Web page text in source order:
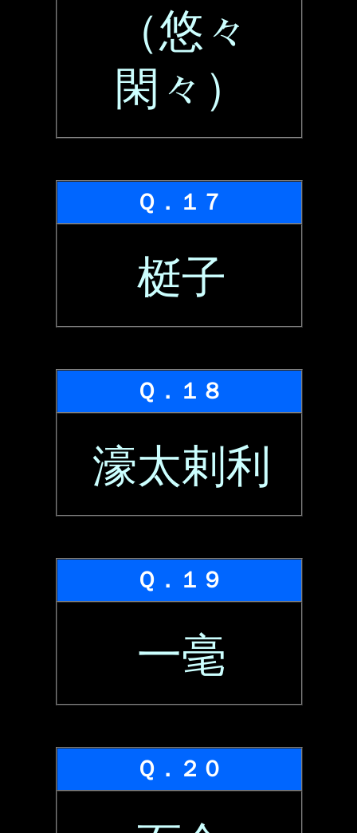
（悠々
閑々）
Ｑ．１７
梃子
Ｑ．１８
濠太剌利
Ｑ．１９
一毫
Ｑ．２０